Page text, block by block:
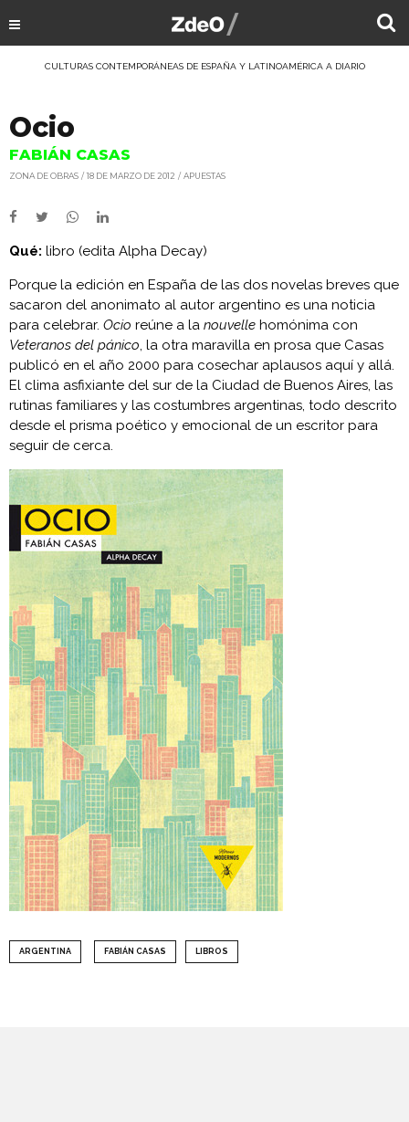
CULTURAS CONTEMPORÁNEAS DE ESPAÑA Y LATINOAMÉRICA A DIARIO
Ocio
FABIÁN CASAS
ZONA DE OBRAS 18 DE MARZO DE 2012 APUESTAS
Qué: libro (edita Alpha Decay)
Porque la edición en España de las dos novelas breves que
sacaron del anonimato al autor argentino es una noticia
para celebrar. Ocio reúne a la nouvelle homónima con
Veteranos del pánico, la otra maravilla en prosa que Casas
publicó en el año 2000 para cosechar aplausos aquí y allá.
El clima asfixiante del sur de la Ciudad de Buenos Aires, las
rutinas familiares y las costumbres argentinas, todo descrito
desde el prisma poético y emocional de un escritor para
seguir de cerca.
ARGENTINA FABIÁN CASAS LIBROS